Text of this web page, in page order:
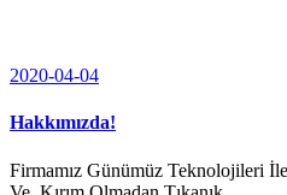
2020-04-04
Hakkımızda!
Firmamız Günümüz Teknolojileri